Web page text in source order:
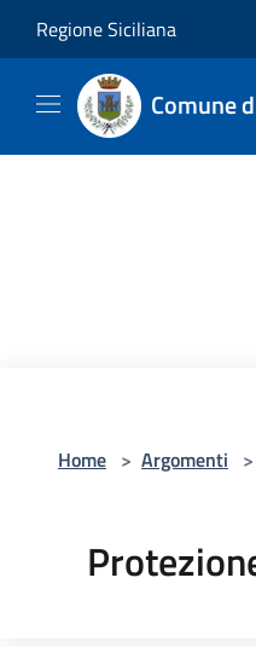
Regione Siciliana
Comune
Home > Argomenti >